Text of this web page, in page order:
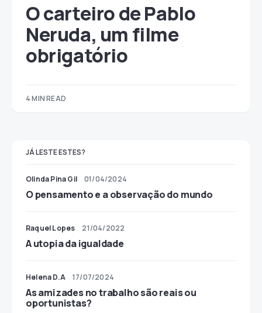
O carteiro de Pablo
Neruda, um filme
obrigatório
4 MIN READ
JÁ LESTE ESTES?
Olinda Pina Gil 01/04/2024
O pensamento e a observação do mundo
Raquel Lopes 21/04/2022
A utopia da igualdade
Helena D.A 17/07/2024
As amizades no trabalho são reais ou
oportunistas?